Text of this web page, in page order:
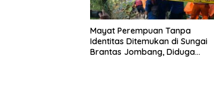
Mayat Perempuan Tanpa
Identitas Ditemukan di Sungai
Brantas Jombang, Diduga